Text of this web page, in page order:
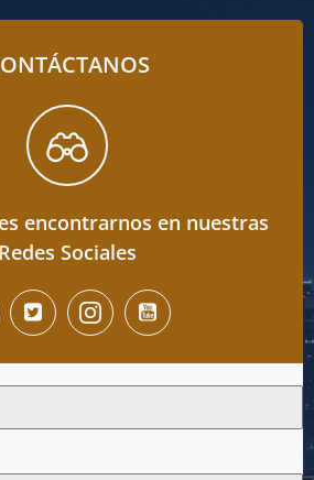
encontrarnos en nuestras
Redes Sociales